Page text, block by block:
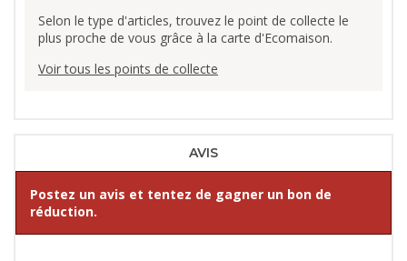
Selon le type d'articles, trouvez le point de collecte le
plus proche de vous grâce à la carte d'Ecomaison.
Voir tous les points de collecte
AVIS
Postez un avis et tentez de gagner un bon de
réduction.